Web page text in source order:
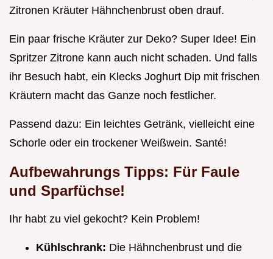
Zitronen Kräuter Hähnchenbrust oben drauf.
Ein paar frische Kräuter zur Deko? Super Idee! Ein
Spritzer Zitrone kann auch nicht schaden. Und falls
ihr Besuch habt, ein Klecks Joghurt Dip mit frischen
Kräutern macht das Ganze noch festlicher.
Passend dazu: Ein leichtes Getränk, vielleicht eine
Schorle oder ein trockener Weißwein. Santé!
Aufbewahrungs Tipps: Für Faule
und Sparfüchse!
Ihr habt zu viel gekocht? Kein Problem!
Kühlschrank: Die Hähnchenbrust und die